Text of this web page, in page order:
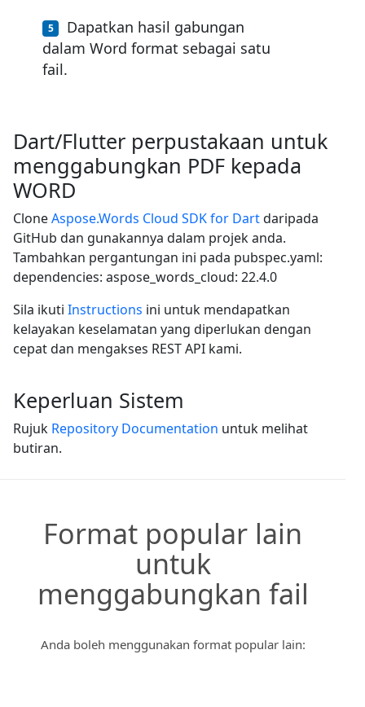
Dapatkan hasil gabungan
dalam Word format sebagai satu
fail.
Dart/Flutter perpustakaan untuk
menggabungkan PDF kepada
WORD
CloneAspose.Words Cloud SDK for Dartdaripada
GitHub dan gunakannya dalam projek anda.
Tambahkan pergantungan ini pada pubspec.yaml:
dependencies: aspose_words_cloud: 22.4.0
Sila ikuti Instructions ini untuk mendapatkan
kelayakan keselamatan yang diperlukan dengan
cepat dan mengakses REST API kami.
Keperluan Sistem
Rujuk Repository Documentation untuk melihat
butiran.
Format popular lain
untuk
menggabungkan fail
Anda boleh menggunakan format popular lain: